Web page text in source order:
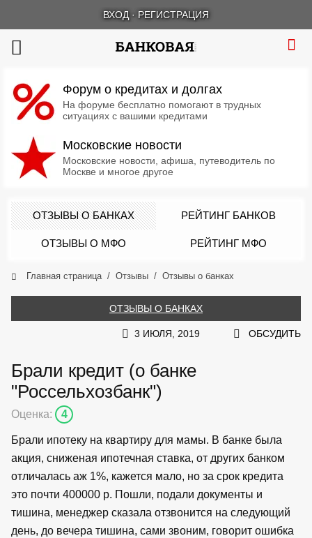
ВХОД · РЕГИСТРАЦИЯ
Форум о кредитах и долгах
На форуме бесплатно помогают в трудных
ситуациях с вашими кредитами
Московские новости
Московские новости, афиша, путеводитель по
Москве и многое другое
ОТЗЫВЫ О БАНКАХ РЕЙТИНГ БАНКОВ
ОТЗЫВЫ О МФО РЕЙТИНГ МФО
Главная страница Отзывы Отзывы о банках
ОТЗЫВЫ О БАНКАХ
3 ИЮЛЯ, 2019 ОБСУДИТЬ
Брали кредит (о банке
"Россельхозбанк")
Оценка: 4
Брали ипотеку на квартиру для мамы. В банке была
акция, сниженая ипотечная ставка, от других банком
отличалась аж 1%, кажется мало, но за срок кредита
это почти 400000 р. Пошли, подали документы и
тишина, менеджер сказала отзвонится на следующий
день, до вечера тишина, сами звоним, говорит ошибка